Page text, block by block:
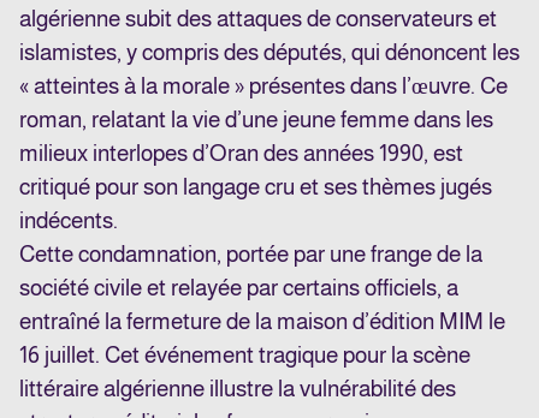
algérienne subit des attaques de conservateurs et
islamistes, y compris des députés, qui dénoncent les
« atteintes à la morale » présentes dans l’œuvre. Ce
roman, relatant la vie d’une jeune femme dans les
milieux interlopes d’Oran des années 1990, est
critiqué pour son langage cru et ses thèmes jugés
indécents.
Cette condamnation, portée par une frange de la
société civile et relayée par certains officiels, a
entraîné la fermeture de la maison d’édition MIM le
16 juillet. Cet événement tragique pour la scène
littéraire algérienne illustre la vulnérabilité des